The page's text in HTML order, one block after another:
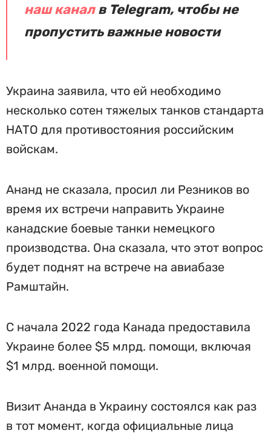
наш каналв Telegram, чтобы не
пропустить важные новости
Украина заявила, что ей необходимо
несколько сотен тяжелых танков стандарта
НАТО для противостояния российским
войскам.
Ананд не сказала, просил ли Резников во
время их встречи направить Украине
канадские боевые танки немецкого
производства. Она сказала, что этот вопрос
будет поднят на встрече на авиабазе
Рамштайн.
С начала 2022 года Канада предоставила
Украине более $5 млрд. помощи, включая
$1 млрд. военной помощи.
Визит Ананда в Украину состоялся как раз
в тот момент, когда официальные лица